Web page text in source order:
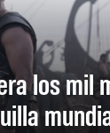
los mil